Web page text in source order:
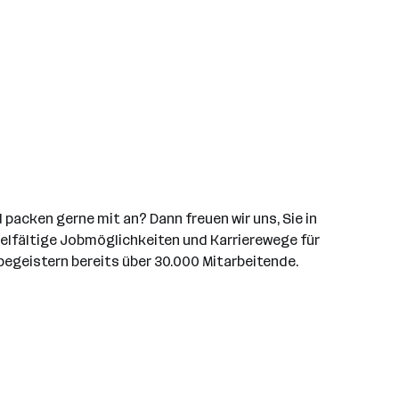
gerne mit an? Dann freuen wir uns, Sie in
Jobmöglichkeiten und Karrierewege für
bereits über 30.000 Mitarbeitende.